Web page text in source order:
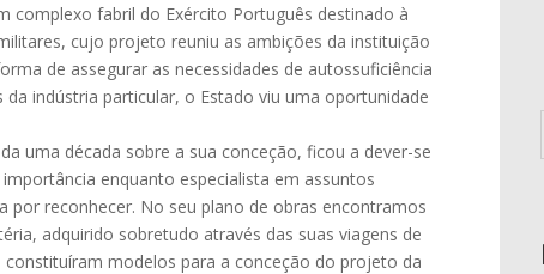
complexo fabril do Exército Português destinado à
cujo projeto reuniu as ambições da instituição
de assegurar as necessidades de autossuficiência
indústria particular, o Estado viu uma oportunidade
uma década sobre a sua conceção, ficou a dever-se
enquanto especialista em assuntos
por reconhecer. No seu plano de obras encontramos
adquirido sobretudo através das suas viagens de
modelos para a conceção do projeto da